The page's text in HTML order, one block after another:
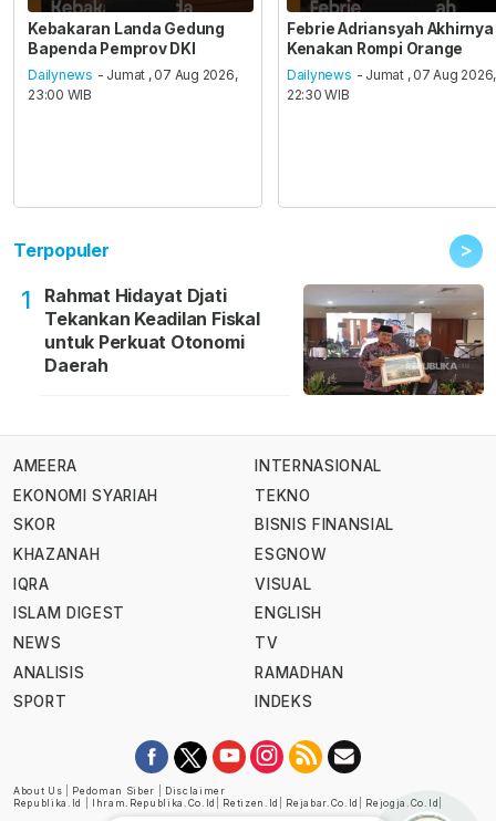
Kebakaran Landa Gedung
Bapenda Pemprov DKI
Dailynews - Jumat , 07 Aug 2026,
23:00 WIB
Febrie Adriansyah Akhirnya
Kenakan Rompi Orange
Dailynews - Jumat , 07 Aug 2026,
22:30 WIB
Terpopuler >
1
Rahmat Hidayat Djati
Tekankan Keadilan Fiskal
untuk Perkuat Otonomi
Daerah
AMEERA
EKONOMI SYARIAH
SKOR
KHAZANAH
IQRA
ISLAM DIGEST
NEWS
ANALISIS
SPORT
INTERNASIONAL
TEKNO
BISNIS FINANSIAL
ESGNOW
VISUAL
ENGLISH
TV
RAMADHAN
INDEKS
About Us Pedoman Siber
Disclaimer
Republika.id
Ihram.republika.co.id Retizen.id Rejabar.co.id Rejogja.co.id